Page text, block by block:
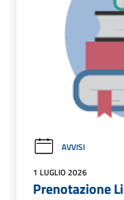
AVVISI
1 LUGLIO 2026
Prenotazione